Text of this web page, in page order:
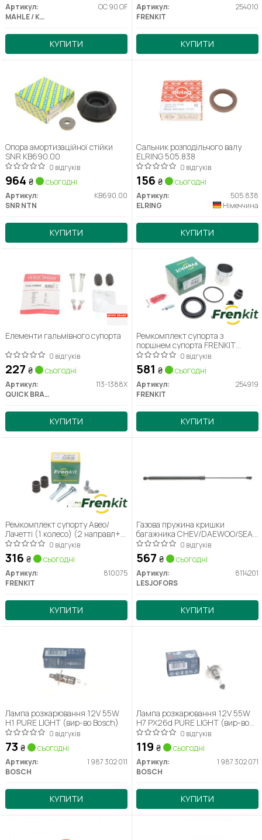
Артикул:
OC 90 OF
MAHLE / KNECHT
КУПИТИ
Артикул:
254010
FRENKIT
КУПИТИ
Опора амортизаційної стійки
SNR KB690.00
0 відгуків
964 ₴ сьогодні
Артикул:
KB690.00
SNR NTN
КУПИТИ
Сальник розподільчого валу
ELRING 505.838
0 відгуків
156 ₴ сьогодні
Артикул:
505.838
ELRING
Німеччина
КУПИТИ
Елементи гальмівного супорта
0 відгуків
227 ₴ сьогодні
Артикул:
113-1388X
QUICK BRAKE
КУПИТИ
Ремкомплект супорта з
поршнем супорта FRENKIT
254919
0 відгуків
581 ₴ сьогодні
Артикул:
254919
FRENKIT
КУПИТИ
Ремкомплект супорту Авео/
Лачетті (1 колесо) (2 направл+2
пильовиика+змазка)
(SUMITOMO) Frenkit
0 відгуків
316 ₴ сьогодні
Артикул:
810075
FRENKIT
КУПИТИ
Газова пружина кришки
багажника CHEV/DAEWOO/SEAT
(вир-во Lesjofors) 8114201
0 відгуків
567 ₴ сьогодні
Артикул:
8114201
LESJOFORS
КУПИТИ
Лампа розжарювання 12V 55W
H1 PURE LIGHT (вир-во Bosch)
0 відгуків
73 ₴ сьогодні
Артикул:
1 987 302 011
BOSCH
КУПИТИ
Лампа розжарювання 12V 55W
H7 PX26d PURE LIGHT (вир-во
Bosch)
0 відгуків
119 ₴ сьогодні
Артикул:
1 987 302 071
BOSCH
КУПИТИ